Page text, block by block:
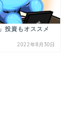
投資もオススメ
2022年8月30日